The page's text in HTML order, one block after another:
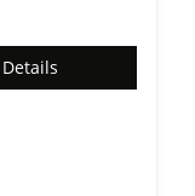
Details